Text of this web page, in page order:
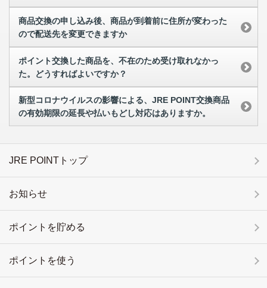
商品交換の申し込み後、商品が到着前に住所が変わった
ので配送先を変更できますか
ポイント交換した商品を、不在のため受け取れなかっ
た。どうすればよいですか？
新型コロナウイルスの影響による、JRE POINT交換商品
の有効期限の延長や払いもどし対応はありますか。
JRE POINTトップ
お知らせ
ポイントを貯める
ポイントを使う